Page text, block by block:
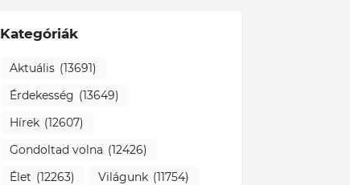
Kategóriák
Aktuális (13691)
Érdekesség (13649)
Hírek (12607)
Gondoltad volna (12426)
Élet (12263) Világunk (11754)